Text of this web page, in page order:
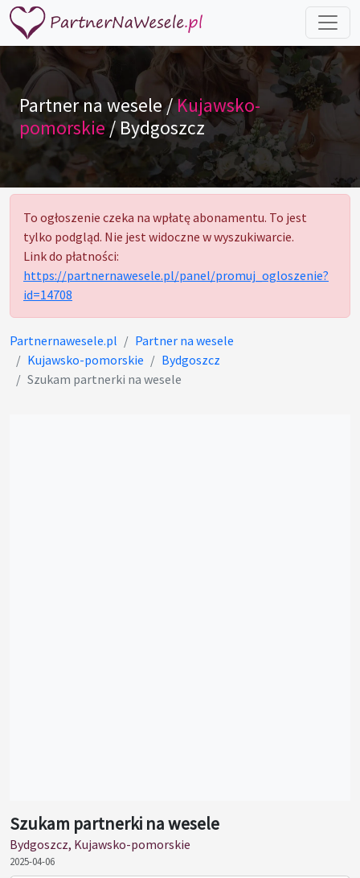
Partner na wesele /Kujawsko-
pomorskie/ Bydgoszcz
To ogłoszenie czeka na wpłatę abonamentu. To jest
tylko podgląd. Nie jest widoczne w wyszukiwarcie.
Link do płatności:
https://partnernawesele.pl/panel/promuj_ogloszenie?
id=14708
Partnernawesele.pl
Partner na wesele
Kujawsko-pomorskie
Bydgoszcz
Szukam partnerki na wesele
Szukam partnerki na wesele
Bydgoszcz, Kujawsko-pomorskie
2025-04-06